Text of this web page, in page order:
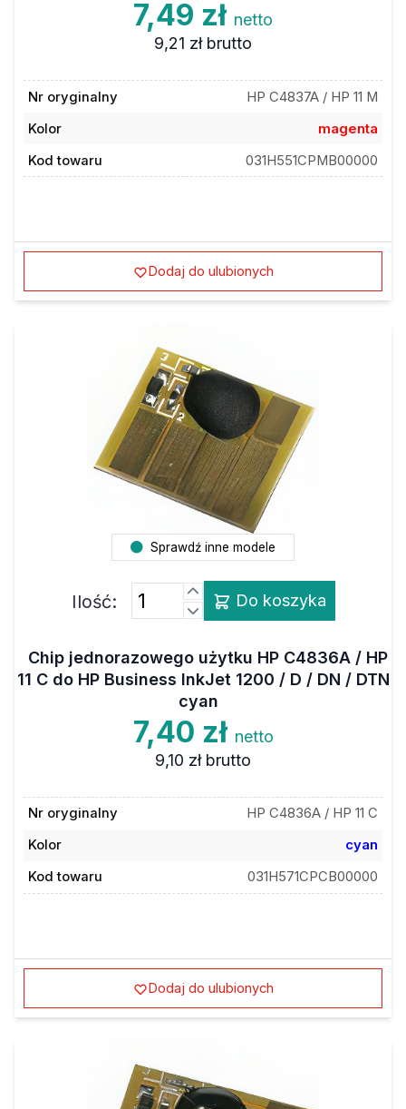
7,49 zł netto
9,21 zł brutto
Nr oryginalny
HP C4837A / HP 11 M
Kolor
magenta
Kod towaru
031H551CPMB00000
Dodaj do ulubionych
Sprawdź inne modele
Ilość: Do koszyka
Chip jednorazowego użytku HP C4836A / HP
11 C do HP Business InkJet 1200 / D / DN / DTN
cyan
7,40 zł netto
9,10 zł brutto
Nr oryginalny
HP C4836A / HP 11 C
Kolor
cyan
Kod towaru
031H571CPCB00000
Dodaj do ulubionych